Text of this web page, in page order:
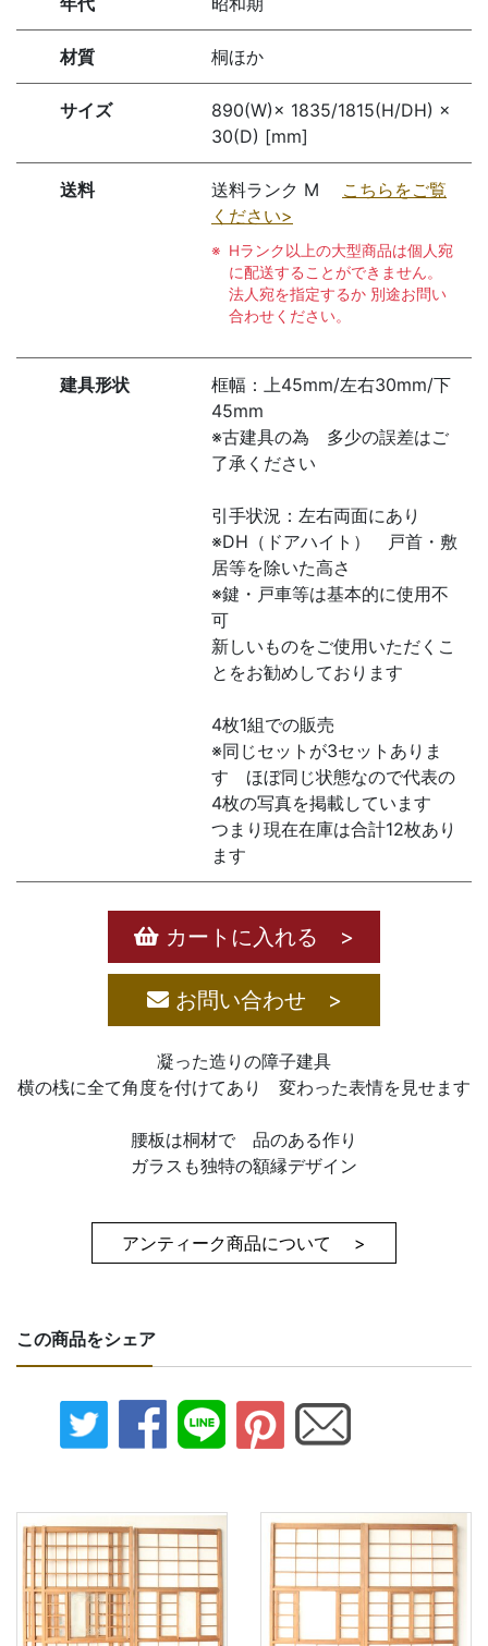
材質 桐ほか
サイズ
890(W)× 1835/1815(H/DH) ×
30(D) [mm]
送料 送料ランク M こちらをご覧
ください>
Hランク以上の大型商品は個人宛
に配送することができません。
法人宛を指定するか 別途お問い
合わせください。
建具形状
框幅：上45mm/左右30mm/下
45mm
※古建具の為 多少の誤差はご
了承ください
引手状況：左右両面にあり
※DH（ドアハイト） 戸首・敷
居等を除いた高さ
※鍵・戸車等は基本的に使用不
可
新しいものをご使用いただくこ
とをお勧めしております
4枚1組での販売
※同じセットが3セットありま
す ほぼ同じ状態なので代表の
4枚の写真を掲載しています
つまり現在在庫は合計12枚あり
ます
カートに入れる >
お問い合わせ >
凝った造りの障子建具
横の桟に全て角度を付けてあり 変わった表情を見せます
腰板は桐材で 品のある作り
ガラスも独特の額縁デザイン
アンティーク商品について >
この商品をシェア